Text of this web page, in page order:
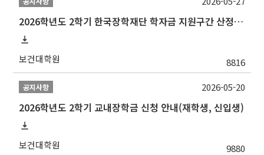
2026학년도 2학기 한국장학재단 학자금 지원구간 산정 신청 안내
보건대학원 8816
공지사항
2026학년도 2학기 교내장학금 신청 안내(재학생, 신입생)
보건대학원 9880
2026-05-20